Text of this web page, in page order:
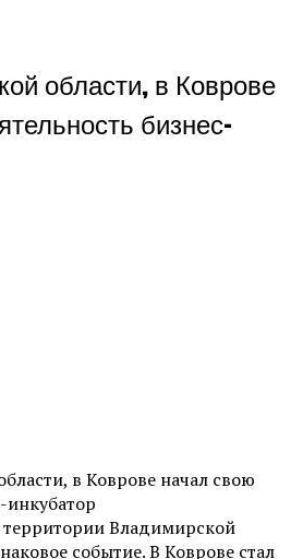
области, в Коврове
бизнес-
территории Владимирской
событие. В Коврове стал